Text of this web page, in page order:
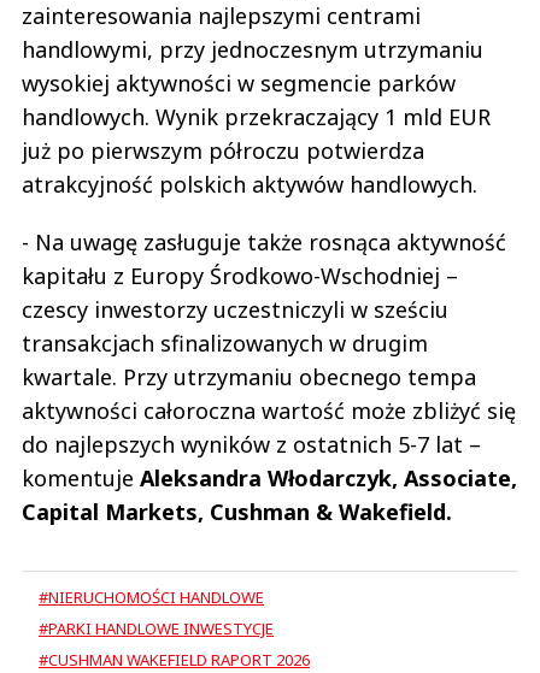
zainteresowania najlepszymi centrami
handlowymi, przy jednoczesnym utrzymaniu
wysokiej aktywności w segmencie parków
handlowych. Wynik przekraczający 1 mld EUR
już po pierwszym półroczu potwierdza
atrakcyjność polskich aktywów handlowych.
- Na uwagę zasługuje także rosnąca aktywność
kapitału z Europy Środkowo-Wschodniej –
czescy inwestorzy uczestniczyli w sześciu
transakcjach sfinalizowanych w drugim
kwartale. Przy utrzymaniu obecnego tempa
aktywności całoroczna wartość może zbliżyć się
do najlepszych wyników z ostatnich 5-7 lat –
komentuje Aleksandra Włodarczyk, Associate,
Capital Markets, Cushman & Wakefield.
#NIERUCHOMOŚCI HANDLOWE
#PARKI HANDLOWE INWESTYCJE
#CUSHMAN WAKEFIELD RAPORT 2026